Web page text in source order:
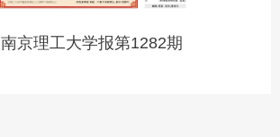
南京理工大学报第1282期